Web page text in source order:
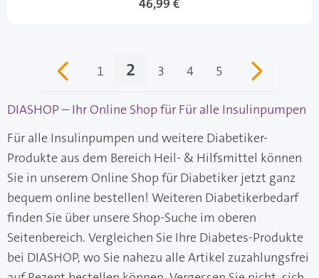
46,99 €
Seite
1 Sie lesen gerade Seite
2 Seite
3 Seite
4 Seite
5
DIASHOP – Ihr Online Shop für Für alle Insulinpumpen
Für alle Insulinpumpen und weitere Diabetiker-
Produkte aus dem Bereich Heil- & Hilfsmittel können
Sie in unserem Online Shop für Diabetiker jetzt ganz
bequem online bestellen! Weiteren Diabetikerbedarf
finden Sie über unsere Shop-Suche im oberen
Seitenbereich. Vergleichen Sie Ihre Diabetes-Produkte
bei DIASHOP, wo Sie nahezu alle Artikel zuzahlungsfrei